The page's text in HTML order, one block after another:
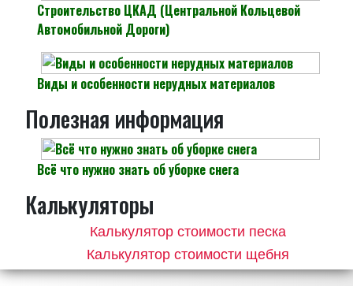
Строительство ЦКАД (Центральной Кольцевой
Автомобильной Дороги)
Виды и особенности нерудных материалов
Полезная информация
Всё что нужно знать об уборке снега
Калькуляторы
Калькулятор стоимости песка
Калькулятор стоимости щебня